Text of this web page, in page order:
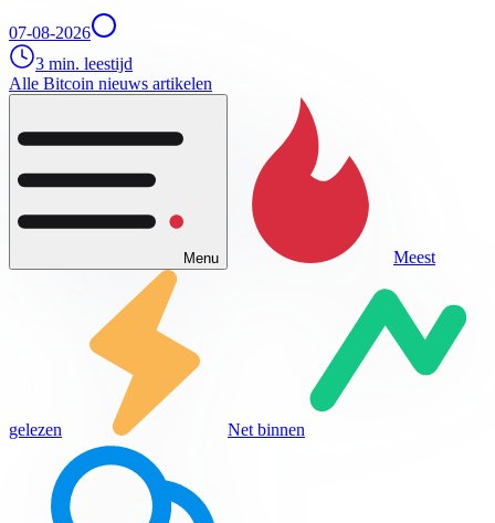
07-08-2026
3 min. leestijd
Alle Bitcoin nieuws artikelen
Menu Meest
gelezen Net binnen